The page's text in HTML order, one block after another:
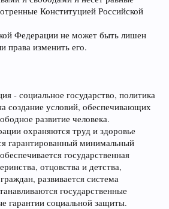
Конституцией Российской
Федерации не может быть лишен
права изменить его.
- социальное государство, политика
создание условий, обеспечивающих
развитие человека.
охраняются труд и здоровье
гарантированный минимальный
государственная
отцовства и детства,
развивается система
государственные
гарантии социальной защиты.